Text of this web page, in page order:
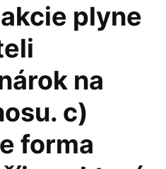
plyne
na
c)
forma